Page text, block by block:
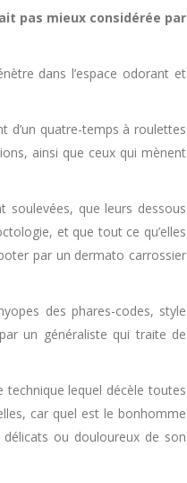
pas mieux considérée par
dans l’espace odorant et
d’un quatre-temps à roulettes
ainsi que ceux qui mènent
soulevées, que leurs dessous
et que tout ce qu’elles
par un dermato carrossier
des phares-codes, style
un généraliste qui traite de
lequel décèle toutes
car quel est le bonhomme
ou douloureux de son